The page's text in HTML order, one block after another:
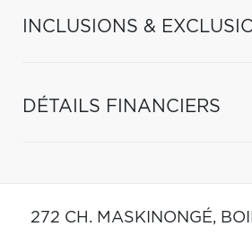
INCLUSIONS &
DÉTAILS FINANCIERS
272 CH. MASKINONGÉ,